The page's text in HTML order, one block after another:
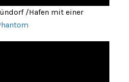
/Hafen mit einer